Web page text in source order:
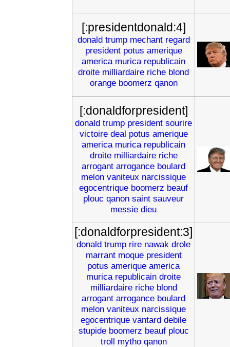
[:presidentdonald:4]
donald trump mechant regard
president potus amerique
america murica republicain
droite milliardaire riche blond
orange boomerz qanon
[:donaldforpresident]
donald trump president sourire
victoire deal potus amerique
america murica republicain
droite milliardaire riche
arrogant arrogance boulard
melon vaniteux narcissique
egocentrique boomerz beauf
plouc qanon saint sauveur
messie dieu
[:donaldforpresident:3]
donald trump rire nawak drole
marrant moque president
potus amerique america
murica republicain droite
milliardaire riche blond
arrogant arrogance boulard
melon vaniteux narcissique
egocentrique vantard debile
stupide boomerz beauf plouc
troll mytho qanon